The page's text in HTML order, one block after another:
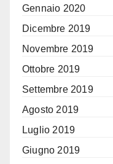
Gennaio 2020
Dicembre 2019
Novembre 2019
Ottobre 2019
Settembre 2019
Agosto 2019
Luglio 2019
Giugno 2019